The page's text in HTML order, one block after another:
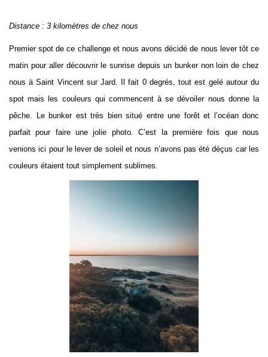
Distance : 3 kilomètres de chez nous
Premier spot de ce challenge et nous avons décidé de nous lever tôt ce
matin pour aller découvrir le sunrise depuis un bunker non loin de chez
nous à Saint Vincent sur Jard. Il fait 0 degrés, tout est gelé autour du
spot mais les couleurs qui commencent à se dévoiler nous donne la
pêche. Le bunker est très bien situé entre une forêt et l’océan donc
parfait pour faire une jolie photo. C’est la première fois que nous
venions ici pour le lever de soleil et nous n’avons pas été déçus car les
couleurs étaient tout simplement sublimes.